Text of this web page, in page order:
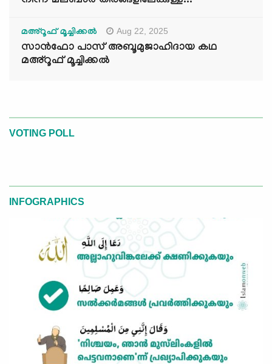
മഅ്റൂഫ് മൂച്ചിക്കല്‍ Aug 22, 2025
സാൻഫോ പാസ് അബൂമുജാഹിദായ കഥ
മഅ്റൂഫ് മൂച്ചിക്കല്‍
VOTING POLL
INFOGRAPHICS